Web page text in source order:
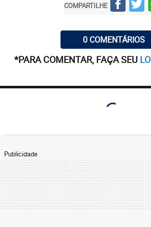
COMPARTILHE
0 COMENTÁRIOS
*PARA COMENTAR, FAÇA SEU
Publicidade